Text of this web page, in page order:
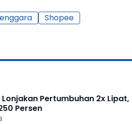
Shopee
Pertumbuhan 2x Lipat,
Persen